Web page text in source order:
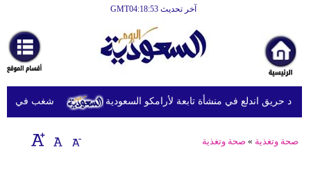
آخر تحديث GMT04:18:53
أخبارعاجلة
رياضة
ثقافة
إقتصاد
شغب في سجون سريلانكا حريق اندلع في منشأة تابعة لأرامكو السعودية
صحة وتغذية » صحة وتغذية